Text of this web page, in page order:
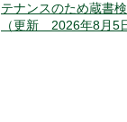
テナンスのため蔵書
（更新 2026年8月5